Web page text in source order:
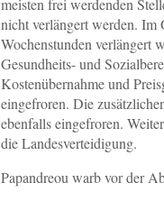
meisten frei werdenden
nicht verlängert werden. Im
Wochenstunden verlängert
Gesundheits- und
Kostenübernahme und
eingefroren. Die
ebenfalls eingefroren.
die Landesverteidigung.
Papandreou warb vor der